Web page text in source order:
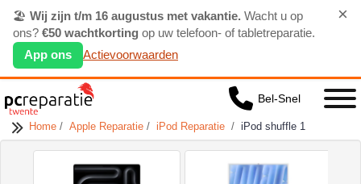
🏖️ Wij zijn t/m 16 augustus met vakantie. Wacht u op
ons? €50 wachtkorting op uw telefoon- of tabletreparatie.
App ons
Actievoorwaarden
×
Bel-Snel
Home / Apple Reparatie / iPod Reparatie / iPod shuffle 1